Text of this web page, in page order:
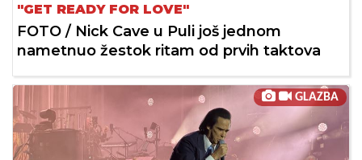
"GET READY FOR LOVE"
FOTO / Nick Cave u Puli još jednom
nametnuo žestok ritam od prvih taktova
GLAZBA